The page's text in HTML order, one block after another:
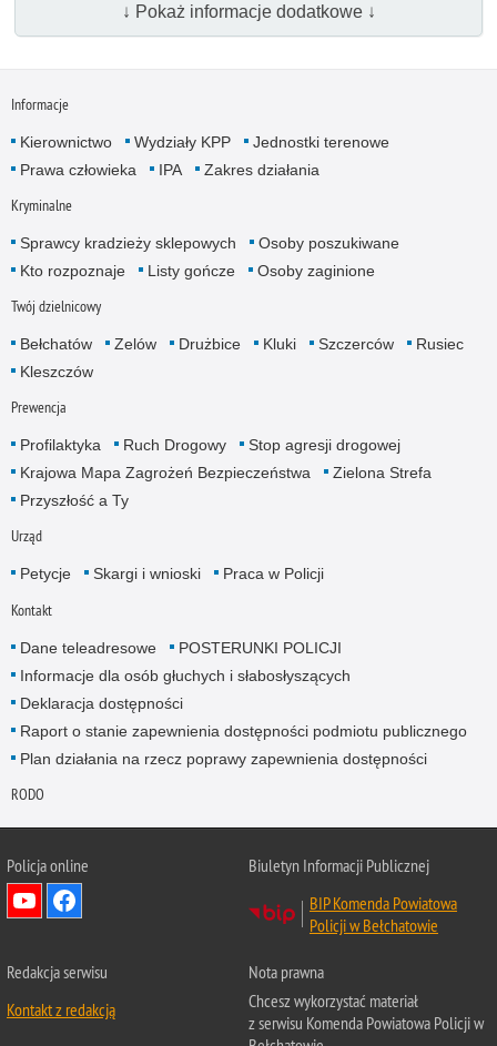
↓ Pokaż informacje dodatkowe ↓
Informacje
Kierownictwo Wydziały KPP
Jednostki terenowe
Prawa człowieka
IPA Zakres działania
Kryminalne
Sprawcy kradzieży sklepowych
Osoby poszukiwane
Kto rozpoznaje
Listy gończe Osoby zaginione
Twój dzielnicowy
Bełchatów Zelów Drużbice Kluki Szczerców
Rusiec
Kleszczów
Prewencja
Profilaktyka Ruch Drogowy
Stop agresji drogowej
Krajowa Mapa Zagrożeń Bezpieczeństwa
Zielona Strefa
Przyszłość a Ty
Urząd
Petycje Skargi i wnioski Praca w Policji
Kontakt
Dane teleadresowe
POSTERUNKI POLICJI
Informacje dla osób głuchych i słabosłyszących
Deklaracja dostępności
Raport o stanie zapewnienia dostępności podmiotu publicznego
Plan działania na rzecz poprawy zapewnienia dostępności
RODO
Policja online
Biuletyn Informacji Publicznej
BIP Komenda Powiatowa
Policji w Bełchatowie
Redakcja serwisu
Kontakt z redakcją
Nota prawna
Chcesz wykorzystać materiał
z serwisu Komenda Powiatowa Policji w